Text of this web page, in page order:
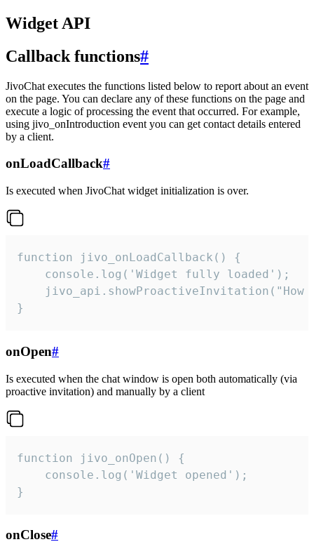
Widget API
Callback functions#
JivoChat executes the functions listed below to report about an event
on the page. You can declare any of these functions on the page and
execute a logic of processing the event that occurred. For example,
using jivo_onIntroduction event you can get contact details entered
by a client.
onLoadCallback#
Is executed when JivoChat widget initialization is over.
function jivo_onLoadCallback() {
    console.log('Widget fully loaded');
jivo_api.showProactiveInvitation("How
}
onOpen#
Is executed when the chat window is open both automatically (via
proactive invitation) and manually by a client
function jivo_onOpen() {
    console.log('Widget opened');
}
onClose#